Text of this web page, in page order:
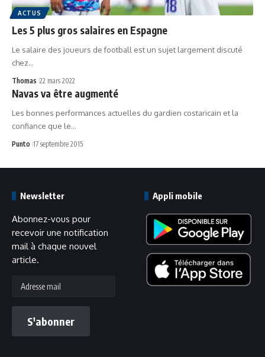
ACTUS
Les 5 plus gros salaires en Espagne
Le salaire des joueurs de football est un sujet largement discuté
chez…
Thomas 22 mars 2022
Navas va être augmenté
Les bonnes performances actuelles du gardien costaricain et la
confiance que le…
Punto 17 septembre 2015
Newsletter
Abonnez-vous pour
recevoir une notification
mail à chaque nouvel
article.
mail
S'abonner
Appli mobile